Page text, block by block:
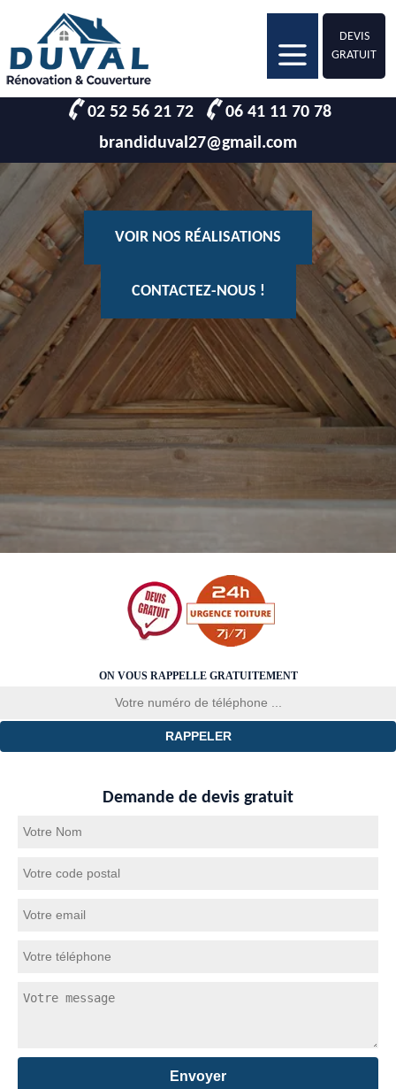
DEVIS
GRATUIT
02 52 56 21 72
06 41 11 70 78
brandiduval27@gmail.com
VOIR NOS RÉALISATIONS
CONTACTEZ-NOUS !
ON VOUS RAPPELLE GRATUITEMENT
Demande de devis gratuit